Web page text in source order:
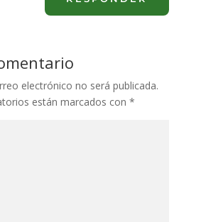
electrónico no será publicada.
están marcados con *